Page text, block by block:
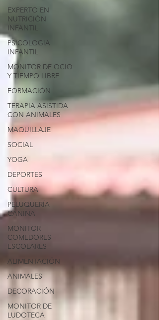
EXPERTO EN
NUTRICIÓN
INFANTIL
PSICOLOGIA
INFANTIL
MONITOR DE OCIO
Y TIEMPO LIBRE
FORMACIÓN
TERAPIA ASISTIDA
CON ANIMALES
MAQUILLAJE
SOCIAL
YOGA
DEPORTES
CULTURA
PELUQUERÍA
CANINA
MONITOR
COMEDORES
ESCOLARES
ALIMENTACIÓN
ANIMALES
DECORACIÓN
MONITOR DE
LUDOTECA